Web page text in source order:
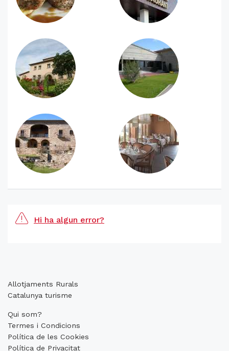
Hi ha algun error?
Allotjaments Rurals
Catalunya turisme
Qui som?
Termes i Condicions
Política de les Cookies
Política de Privacitat